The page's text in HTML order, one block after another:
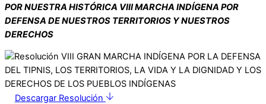
POR NUESTRA HISTÓRICA VIII MARCHA INDÍGENA POR
DEFENSA DE NUESTROS TERRITORIOS Y NUESTROS
DERECHOS
Descargar Resolución